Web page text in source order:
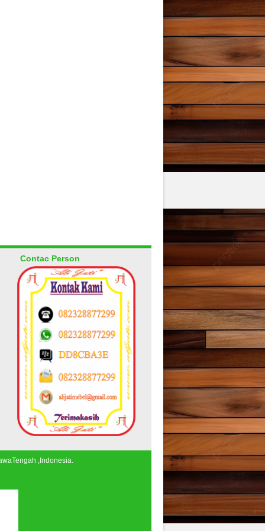
Contac Person
,Indonesia.